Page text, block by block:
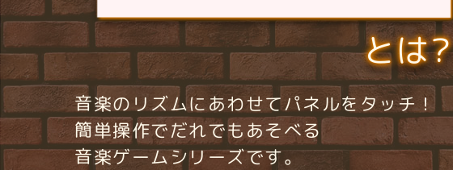
とは?
音楽のリズムにあわせてパネルをタッチ！
簡単操作でだれでもあそべる
音楽ゲームシリーズです。